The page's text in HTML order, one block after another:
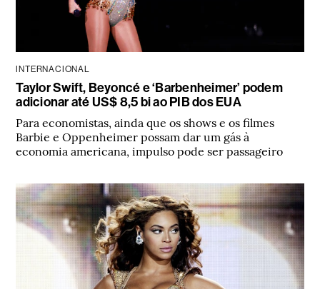
INTERNACIONAL
Taylor Swift, Beyoncé e ‘Barbenheimer’ podem
adicionar até US$ 8,5 bi ao PIB dos EUA
Para economistas, ainda que os shows e os filmes
Barbie e Oppenheimer possam dar um gás à
economia americana, impulso pode ser passageiro